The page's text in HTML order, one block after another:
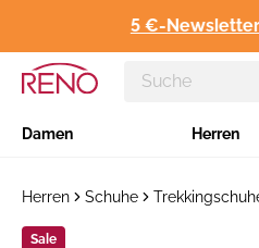
5 €-
Damen Herren
Herren Schuhe
Sale